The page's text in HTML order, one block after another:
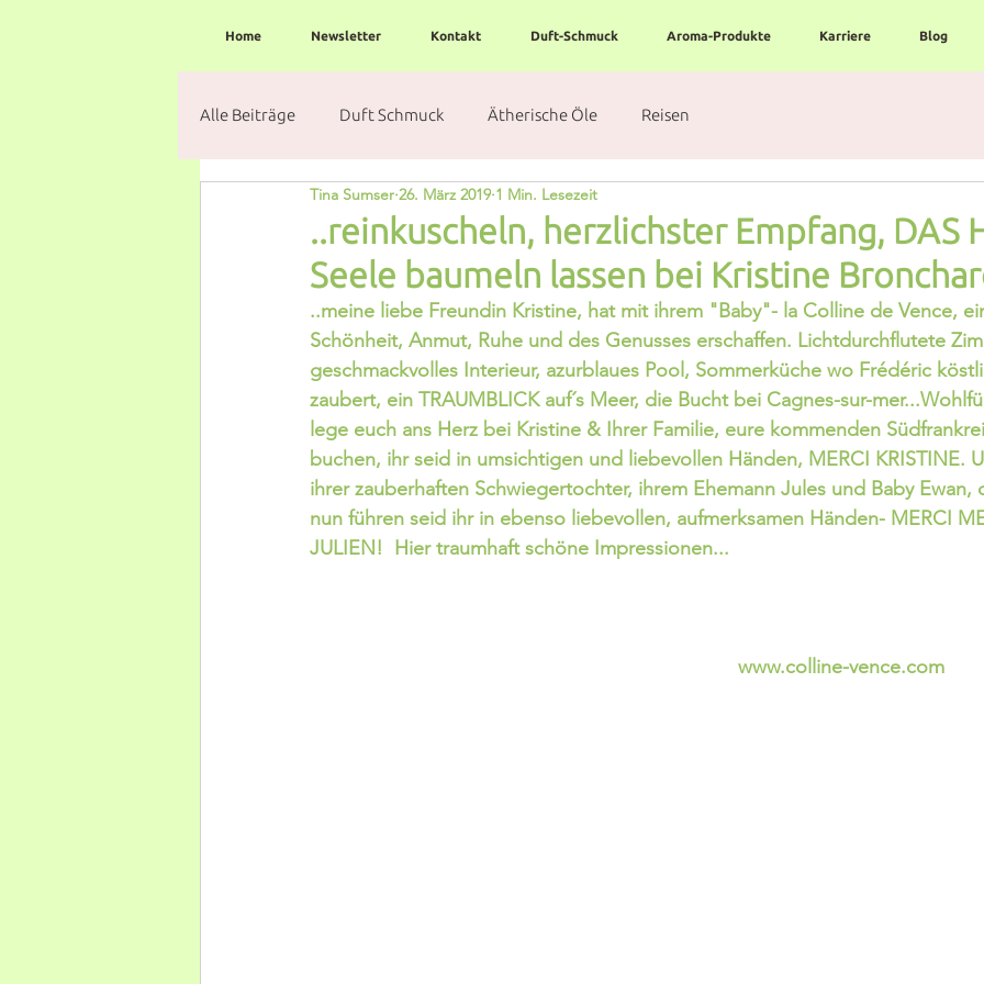
Home Newsletter Kontakt Duft-Schmuck Aroma-Produkte Karriere Blog
Alle Beiträge Duft Schmuck Ätherische Öle Reisen
..reinkuscheln, herzlichster Empfang, DAS
Seele baumeln lassen bei Kristine
Tina Sumser 26. März 2019 1 Min. Lesezeit
..meine liebe Freundin Kristine, hat mit ihrem "Baby"- la Colline de Vence,
Schönheit, Anmut, Ruhe und des Genusses erschaffen. Lichtdurchflutete
geschmackvolles Interieur, azurblaues Pool, Sommerküche wo Frédéric
zaubert, ein TRAUMBLICK auf´s Meer, die Bucht bei Cagnes-sur-
lege euch ans Herz bei Kristine & Ihrer Familie, eure kommenden
buchen, ihr seid in umsichtigen und liebevollen Händen, MERCI KRISTINE.
ihrer zauberhaften Schwiegertochter, ihrem Ehemann Jules und Baby Ewan,
nun führen seid ihr in ebenso liebevollen, aufmerksamen Händen- MERCI
JULIEN!  Hier traumhaft schöne Impressionen...
www.colline-vence.com